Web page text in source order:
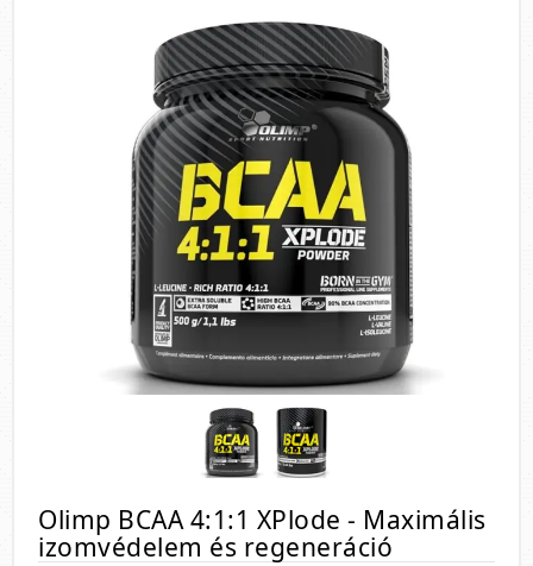
Olimp BCAA 4:1:1 XPlode - Maximális
izomvédelem és regeneráció